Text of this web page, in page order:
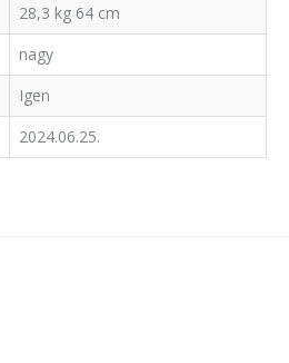
28,3 kg 64 cm
nagy
Igen
2024.06.25.